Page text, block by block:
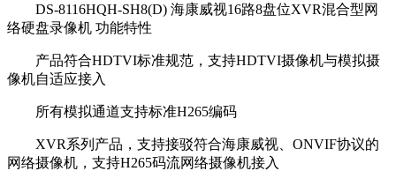
DS-8116HQH-SH8(D) 海康威视16路8盘位XVR混合型网
络硬盘录像机 功能特性
产品符合HDTVI标准规范，支持HDTVI摄像机与模拟摄
像机自适应接入
所有模拟通道支持标准H265编码
XVR系列产品，支持接驳符合海康威视、ONVIF协议的
网络摄像机，支持H265码流网络摄像机接入